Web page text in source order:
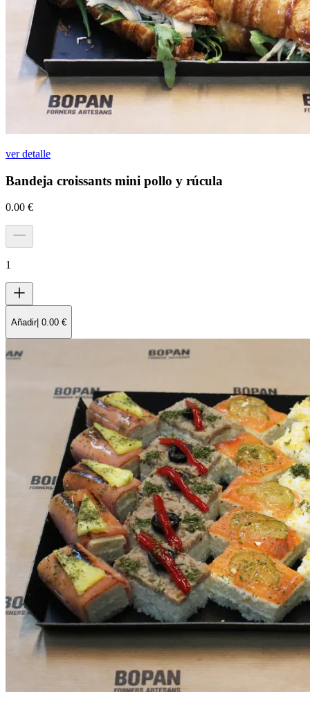
ver detalle
Bandeja croissants mini pollo y rúcula
0.00 €
1
Añadir| 0.00 €